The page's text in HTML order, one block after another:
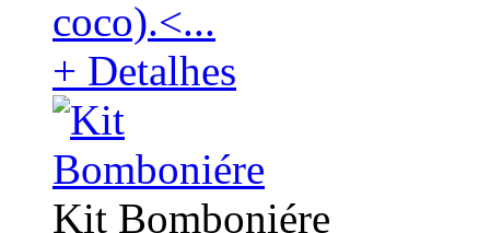
coco).<...
+ Detalhes
Kit Bomboniére